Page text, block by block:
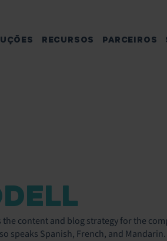
RECURSOS PARCEIROS
content and blog strategy for the
speaks Spanish, French, and Mandarin.